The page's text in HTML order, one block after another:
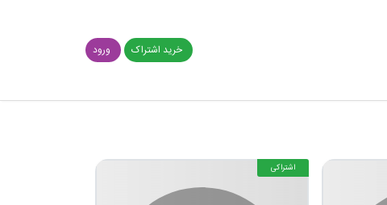
خرید اشتراک
ورود
اشتراکی